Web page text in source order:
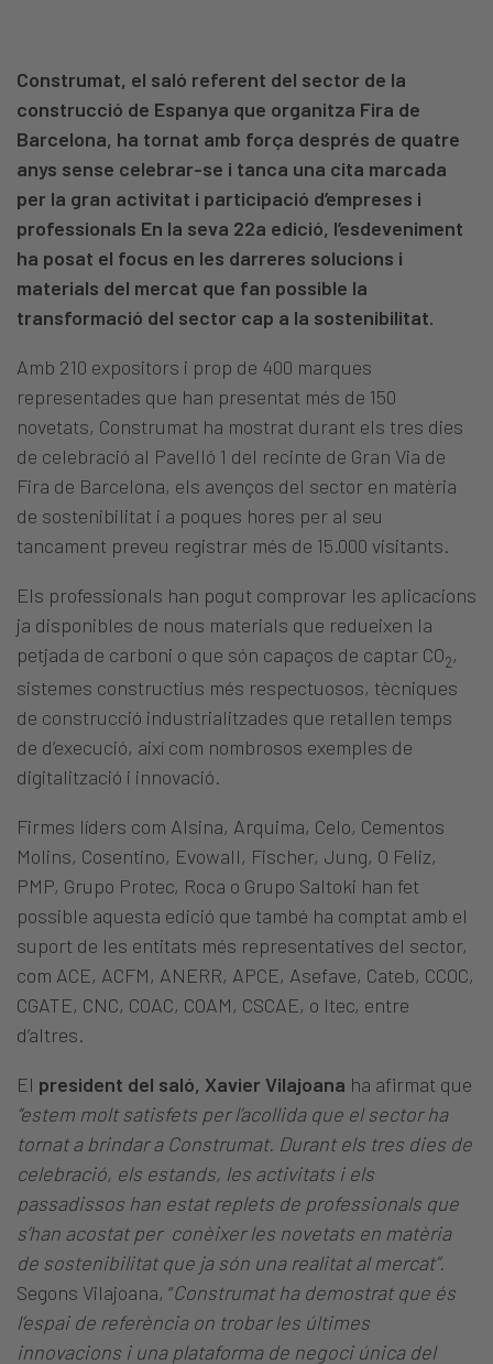
Construmat, el saló referent del sector de la
construcció de Espanya que organitza Fira de
Barcelona, ha tornat amb força després de quatre
anys sense celebrar-se i tanca una cita marcada
per la gran activitat i participació d’empreses i
professionals En la seva 22a edició, l’esdeveniment
ha posat el focus en les darreres solucions i
materials del mercat que fan possible la
transformació del sector cap a la sostenibilitat.
Amb 210 expositors i prop de 400 marques
representades que han presentat més de 150
novetats, Construmat ha mostrat durant els tres dies
de celebració al Pavelló 1 del recinte de Gran Via de
Fira de Barcelona, els avenços del sector en matèria
de sostenibilitat i a poques hores per al seu
tancament preveu registrar més de 15.000 visitants.
Els professionals han pogut comprovar les aplicacions
ja disponibles de nous materials que redueixen la
petjada de carboni o que són capaços de captar CO2,
sistemes constructius més respectuosos, tècniques
de construcció industrialitzades que retallen temps
de d’execució, així com nombrosos exemples de
digitalització i innovació.
Firmes líders com Alsina, Arquima, Celo, Cementos
Molins, Cosentino, Evowall, Fischer, Jung, O Feliz,
PMP, Grupo Protec, Roca o Grupo Saltoki han fet
possible aquesta edició que també ha comptat amb el
suport de les entitats més representatives del sector,
com ACE, ACFM, ANERR, APCE, Asefave, Cateb, CCOC,
CGATE, CNC, COAC, COAM, CSCAE, o Itec, entre
d’altres.
El president del saló, Xavier Vilajoana ha afirmat que
“estem molt satisfets per l’acollida que el sector ha
tornat a brindar a Construmat. Durant els tres dies de
celebració, els estands, les activitats i els
passadissos han estat replets de professionals que
s’han acostat per conèixer les novetats en matèria
de sostenibilitat que ja són una realitat al mercat”.
Segons Vilajoana, “Construmat ha demostrat que és
l’espai de referència on trobar les últimes
innovacions i una plataforma de negoci única del